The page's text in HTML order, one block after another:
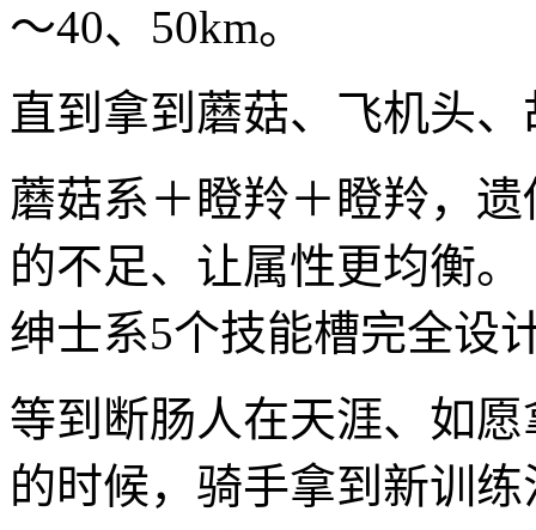
～40、50km。
直到拿到蘑菇、飞机头
蘑菇系＋瞪羚＋瞪羚，
的不足、让属性更均衡
绅士系5个技能槽完全设
等到断肠人在天涯、如
的时候，骑手拿到新训